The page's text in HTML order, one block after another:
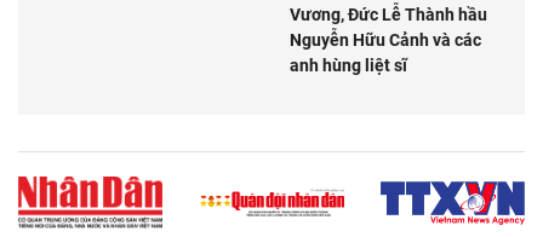
Vương, Đức Lễ Thành hầu
Nguyễn Hữu Cảnh và các
anh hùng liệt sĩ